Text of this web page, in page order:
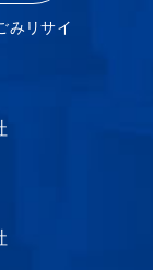
みリサイ